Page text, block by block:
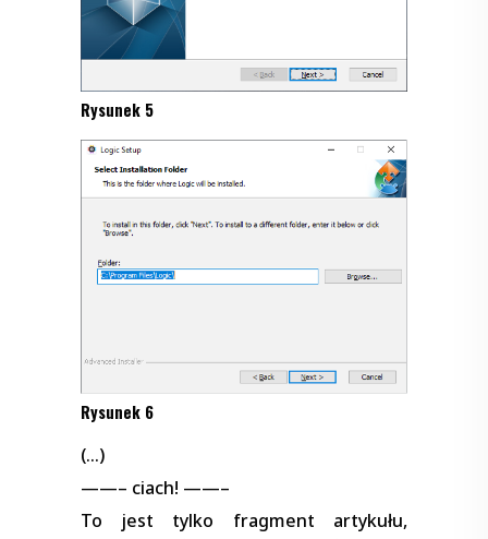
Rysunek 5
Rysunek 6
(…)
——– ciach! ——–
To jest tylko fragment artykułu,